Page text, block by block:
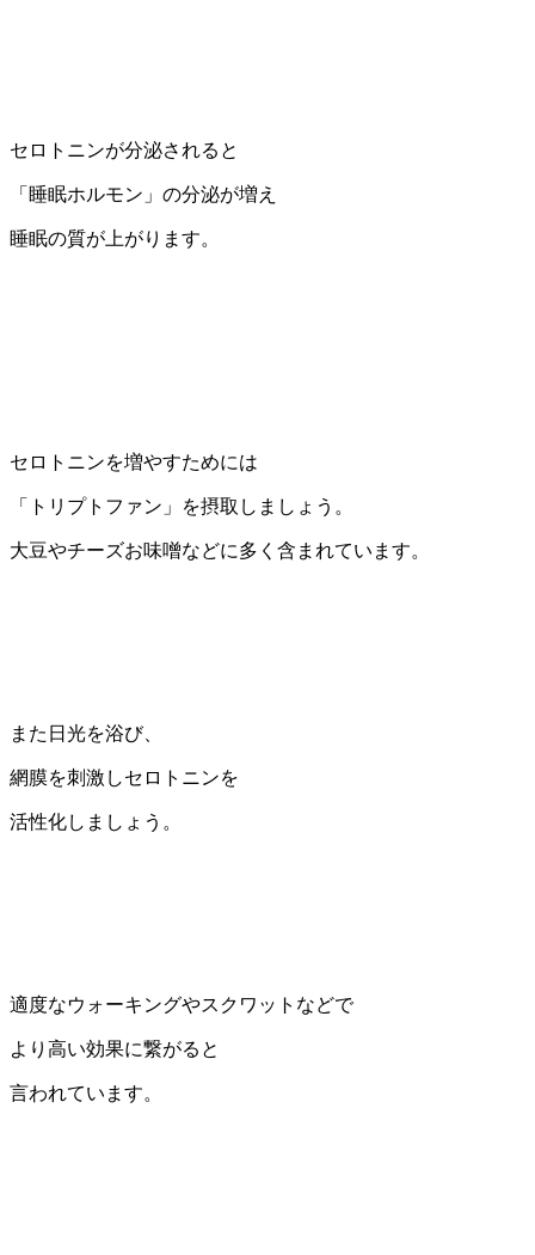
セロトニンが分泌されると
「睡眠ホルモン」の分泌が増え
睡眠の質が上がります。
セロトニンを増やすためには
「トリプトファン」を摂取しましょう。
大豆やチーズお味噌などに多く含まれています。
また日光を浴び、
網膜を刺激しセロトニンを
活性化しましょう。
適度なウォーキングやスクワットなどで
より高い効果に繋がると
言われています。